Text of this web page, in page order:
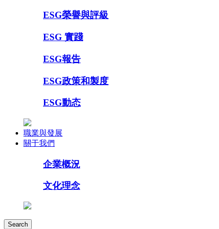
ESG榮譽與評級
ESG 實踐
ESG報告
ESG政策和製度
ESG動态
職業與發展
關于我們
企業概況
文化理念
Search